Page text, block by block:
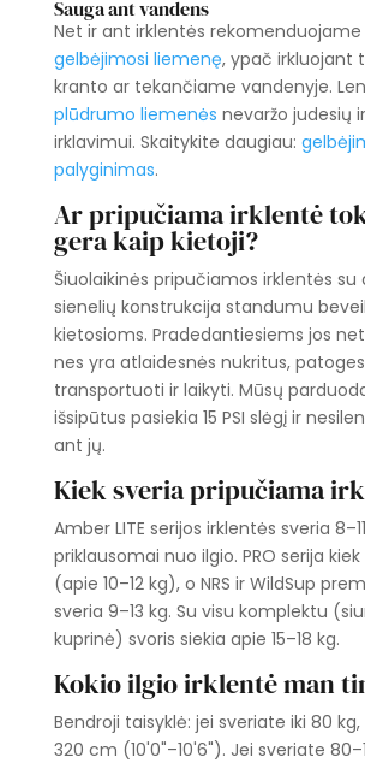
Sauga ant vandens
Net ir ant irklentės
gelbėjimosi liemenę, ypač irkluojant
kranto ar tekančiame vandenyje.
plūdrumo liemenės nevaržo judesių
irklavimui. Skaitykite daugiau:
palyginimas.
Ar pripučiama irklentė
gera kaip kietoji?
Šiuolaikinės pripučiamos irklentės su
sienelių konstrukcija standumu
kietosioms. Pradedantiesiems jos
nes yra atlaidesnės nukritus,
transportuoti ir laikyti. Mūsų
išsipūtus pasiekia 15 PSI slėgį ir
ant jų.
Kiek sveria pripučiama
Amber LITE serijos irklentės sveria
priklausomai nuo ilgio. PRO serija
(apie 10–12 kg), o NRS ir WildSup
sveria 9–13 kg. Su visu komplektu
kuprinė) svoris siekia apie 15–18 kg.
Kokio ilgio irklentė man
Bendroji taisyklė: jei sveriate iki 80
320 cm (10'0"–10'6"). Jei sveriate